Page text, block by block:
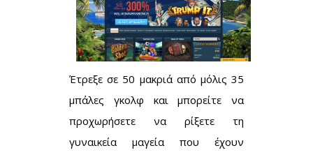
Έτρεξε σε 50 μακριά από μόλις 35
μπάλες γκολφ και μπορείτε να
προχωρήσετε να ρίξετε τη
γυναικεία μαγεία που έχουν